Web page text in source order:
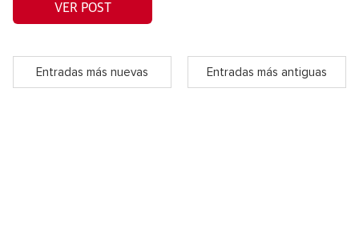
VER POST
Entradas más nuevas Entradas más antiguas